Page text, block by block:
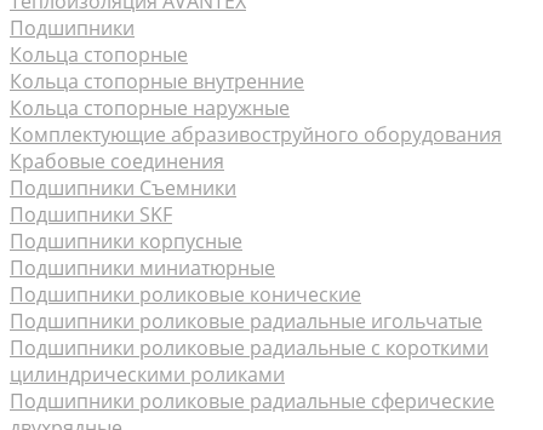
Подшипники
Кольца стопорные
Кольца стопорные внутренние
Кольца стопорные наружные
Комплектующие абразивоструйного оборудования
Крабовые соединения
Подшипники Съемники
Подшипники SKF
Подшипники корпусные
Подшипники миниатюрные
Подшипники роликовые конические
Подшипники роликовые радиальные игольчатые
Подшипники роликовые радиальные с короткими
цилиндрическими роликами
Подшипники роликовые радиальные сферические